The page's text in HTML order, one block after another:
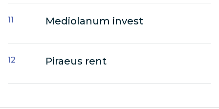
Mediolanum invest
Piraeus rent